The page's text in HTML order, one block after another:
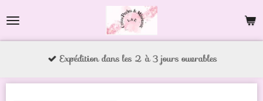
Expédition dans les 2 à 3 jours ouvrables